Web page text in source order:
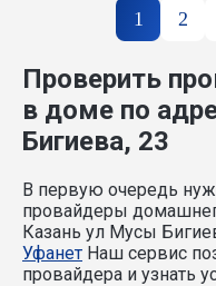
1 2
Проверить
в доме по
Бигиева, 23
В первую очередь
провайдеры
Казань ул Мусы
Уфанет Наш сервис
провайдера и узнать